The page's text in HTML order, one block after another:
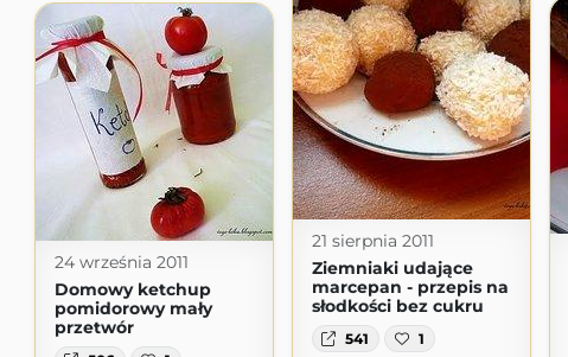
21 sierpnia 2011
Ziemniaki udające
marcepan - przepis na
słodkości bez cukru
541 1
24 września 2011
Domowy ketchup
pomidorowy mały
przetwór